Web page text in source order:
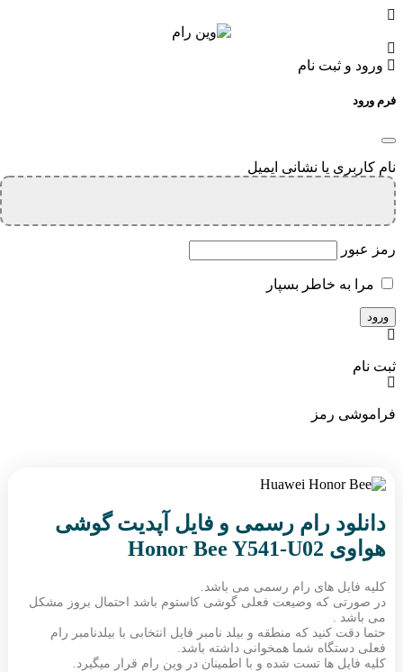
ورود و ثبت نام
فرم ورود
نام کاربری یا نشانی ایمیل
رمز عبور
مرا به خاطر بسپار
ثبت نام
فراموشی رمز
دانلود رام رسمی و فایل آپدیت گوشی
هواوی Honor Bee Y541-U02
کلیه فایل های رام رسمی می باشد.
در صورتی که وضیعت فعلی گوشی کاستوم باشد احتمال بروز مشکل
می باشد .
حتما دقت کنید که منطقه و بیلد نامبر فایل انتخابی با بیلدنامبر رام
فعلی دستگاه شما همخوانی داشته باشد.
کلیه فایل ها تست شده و با اطمینان در وین رام قرار میگیرد.